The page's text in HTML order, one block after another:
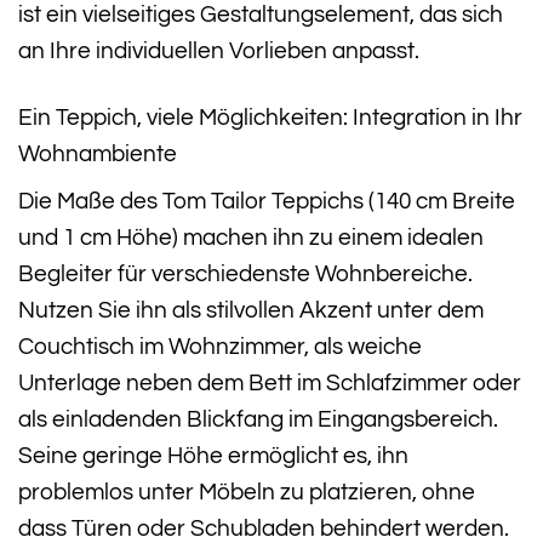
ist ein vielseitiges Gestaltungselement, das sich
an Ihre individuellen Vorlieben anpasst.
Ein Teppich, viele Möglichkeiten: Integration in Ihr
Wohnambiente
Die Maße des Tom Tailor Teppichs (140 cm Breite
und 1 cm Höhe) machen ihn zu einem idealen
Begleiter für verschiedenste Wohnbereiche.
Nutzen Sie ihn als stilvollen Akzent unter dem
Couchtisch im Wohnzimmer, als weiche
Unterlage neben dem Bett im Schlafzimmer oder
als einladenden Blickfang im Eingangsbereich.
Seine geringe Höhe ermöglicht es, ihn
problemlos unter Möbeln zu platzieren, ohne
dass Türen oder Schubladen behindert werden.